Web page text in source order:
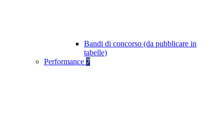
Bandi di concorso (da pubblicare in
tabelle)
Performance 7